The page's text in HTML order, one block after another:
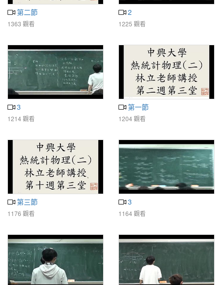
第二節
1363 觀看
2
1225 觀看
3
1214 觀看
第一節
1204 觀看
第三節
1176 觀看
3
1164 觀看